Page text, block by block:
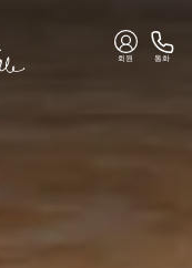
회원 통화